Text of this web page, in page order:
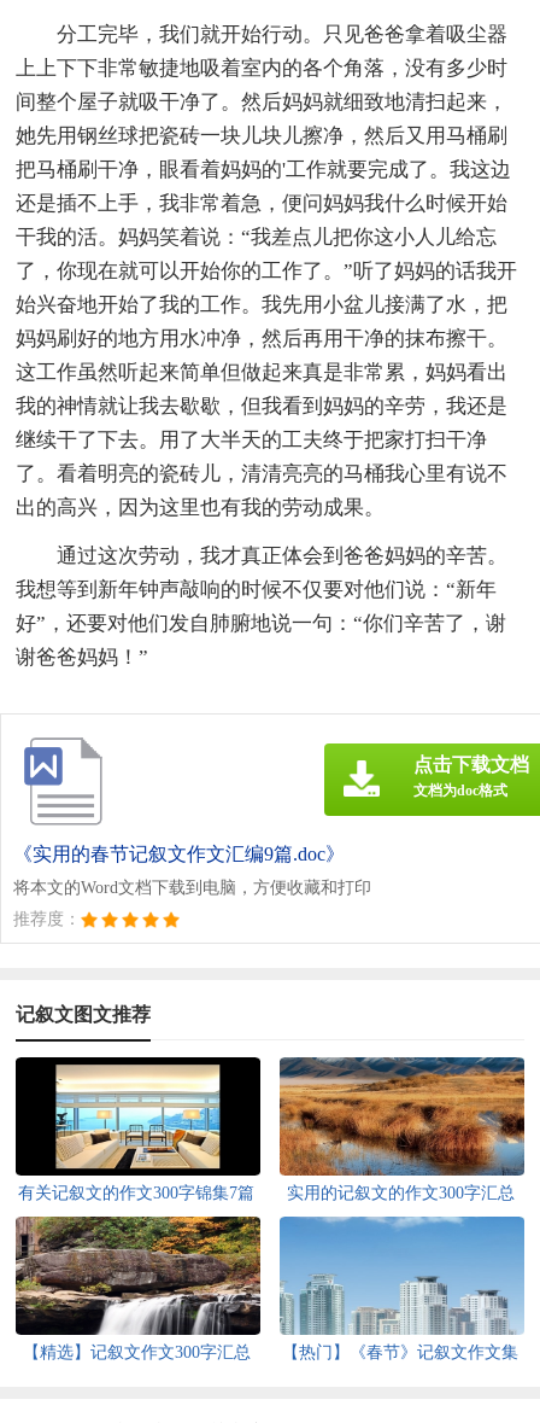
分工完毕，我们就开始行动。只见爸爸拿着吸尘器
上上下下非常敏捷地吸着室内的各个角落，没有多少时
间整个屋子就吸干净了。然后妈妈就细致地清扫起来，
她先用钢丝球把瓷砖一块儿块儿擦净，然后又用马桶刷
把马桶刷干净，眼看着妈妈的'工作就要完成了。我这边
还是插不上手，我非常着急，便问妈妈我什么时候开始
干我的活。妈妈笑着说：“我差点儿把你这小人儿给忘
了，你现在就可以开始你的工作了。”听了妈妈的话我开
始兴奋地开始了我的工作。我先用小盆儿接满了水，把
妈妈刷好的地方用水冲净，然后再用干净的抹布擦干。
这工作虽然听起来简单但做起来真是非常累，妈妈看出
我的神情就让我去歇歇，但我看到妈妈的辛劳，我还是
继续干了下去。用了大半天的工夫终于把家打扫干净
了。看着明亮的瓷砖儿，清清亮亮的马桶我心里有说不
出的高兴，因为这里也有我的劳动成果。
通过这次劳动，我才真正体会到爸爸妈妈的辛苦。
我想等到新年钟声敲响的时候不仅要对他们说：“新年
好”，还要对他们发自肺腑地说一句：“你们辛苦了，谢
谢爸爸妈妈！”
《实用的春节记叙文作文汇编9篇.doc》
将本文的Word文档下载到电脑，方便收藏和打印
推荐度：
点击下载文档
文档为doc格式
记叙文图文推荐
有关记叙文的作文300字锦集7篇
实用的记叙文的作文300字汇总
八篇
【精选】记叙文作文300字汇总
【热门】《春节》记叙文作文集